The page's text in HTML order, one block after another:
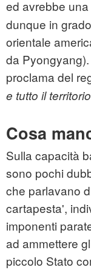
ed avrebbe
dunque in
orientale
da
proclama del
e tutto il
Cosa
Sulla capacità
sono pochi
che parlavano
cartapesta',
imponenti
ad ammettere
piccolo Stato